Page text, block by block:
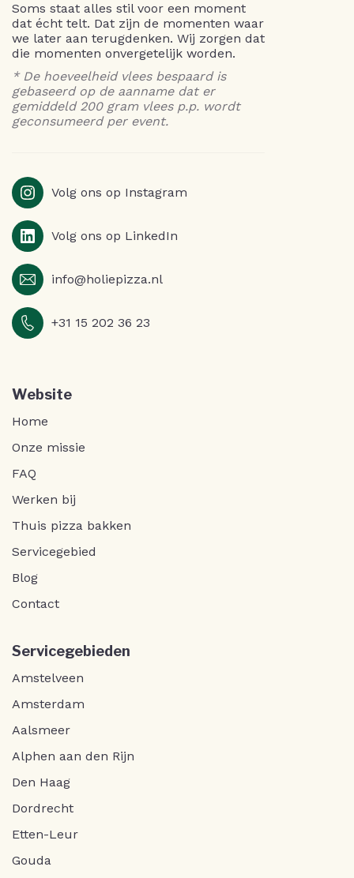
Soms staat alles stil voor een moment
dat écht telt. Dat zijn de momenten waar
we later aan terugdenken. Wij zorgen dat
die momenten onvergetelijk worden.
* De hoeveelheid vlees bespaard is
gebaseerd op de aanname dat er
gemiddeld 200 gram vlees p.p. wordt
geconsumeerd per event.
Volg ons op Instagram
Volg ons op LinkedIn
info@holiepizza.nl
+31 15 202 36 23
Website
Home
Onze missie
FAQ
Werken bij
Thuis pizza bakken
Servicegebied
Blog
Contact
Servicegebieden
Amstelveen
Amsterdam
Aalsmeer
Alphen aan den Rijn
Den Haag
Dordrecht
Etten-Leur
Gouda